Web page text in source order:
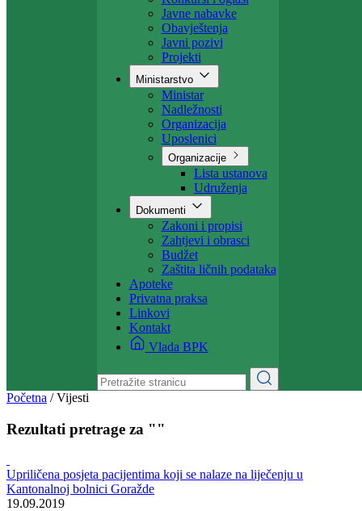
Aktuelno
Sve vijesti
Konkursi i oglasi
Javne nabavke
Obavještenja
Javni pozivi
Projekti
Ministarstvo
Ministar
Nadležnosti
Organizacija
Uposlenici
Organizacije
Lista ustanova
Udruženja
Dokumenti
Zakoni i propisi
Zahtjevi i obrasci
Budžet
Zaštita ličnih podataka
Apoteke
Privatna praksa
Linkovi
Kontakt
Vlada BPK
Vijesti
Rezultati pretrage za ""